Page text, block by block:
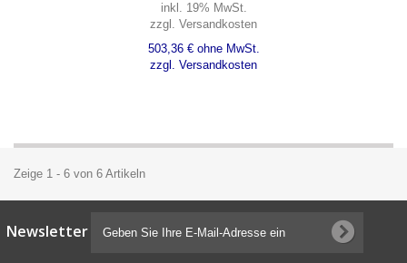
inkl. 19% MwSt.
zzgl. Versandkosten
503,36 € ohne MwSt.
zzgl. Versandkosten
Zeige 1 - 6 von 6 Artikeln
Newsletter